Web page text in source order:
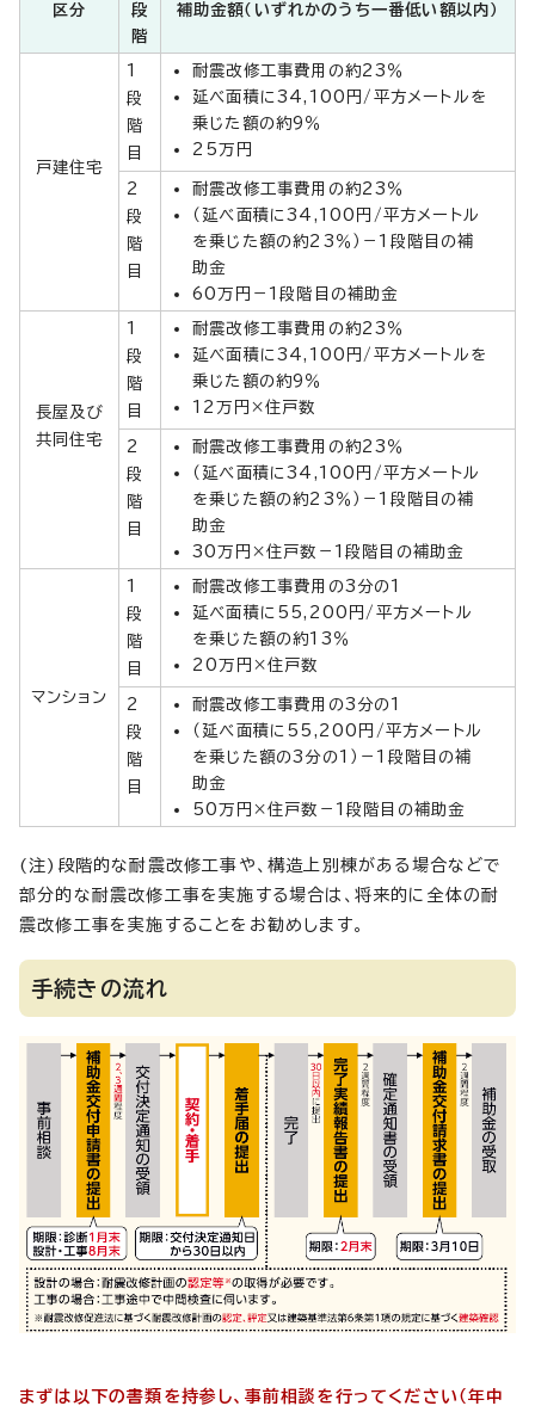
区分
段
階
補助金額（いずれかのうち一番低い額以内）
戸建住宅
1
段
階
目
耐震改修工事費用の約23％
延べ面積に34,100円/平方メートルを
乗じた額の約9％
25万円
2
段
階
目
耐震改修工事費用の約23％
（延べ面積に34,100円/平方メートル
を乗じた額の約23％）－1段階目の補
助金
60万円－1段階目の補助金
長屋及び
共同住宅
1
段
階
目
耐震改修工事費用の約23％
延べ面積に34,100円/平方メートルを
乗じた額の約9％
12万円×住戸数
2
段
階
目
耐震改修工事費用の約23％
（延べ面積に34,100円/平方メートル
を乗じた額の約23％）－1段階目の補
助金
30万円×住戸数－1段階目の補助金
マンション
1
段
階
目
耐震改修工事費用の3分の1
延べ面積に55,200円/平方メートル
を乗じた額の約13％
20万円×住戸数
2
段
階
目
耐震改修工事費用の3分の1
（延べ面積に55,200円/平方メートル
を乗じた額の3分の1）－1段階目の補
助金
50万円×住戸数－1段階目の補助金
(注)段階的な耐震改修工事や、構造上別棟がある場合などで
部分的な耐震改修工事を実施する場合は、将来的に全体の耐
震改修工事を実施することをお勧めします。
手続きの流れ
まずは以下の書類を持参し、事前相談を行ってください（年中